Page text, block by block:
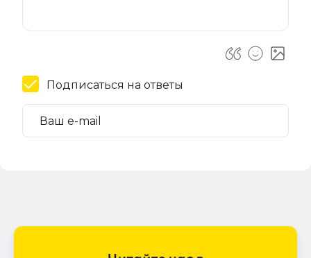
Подписаться на ответы